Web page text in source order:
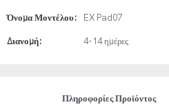
Όνομα Μοντέλου: EX Pad07
Διανομή: 4-14 ημέρες
Πληροφορίες Προϊόντος